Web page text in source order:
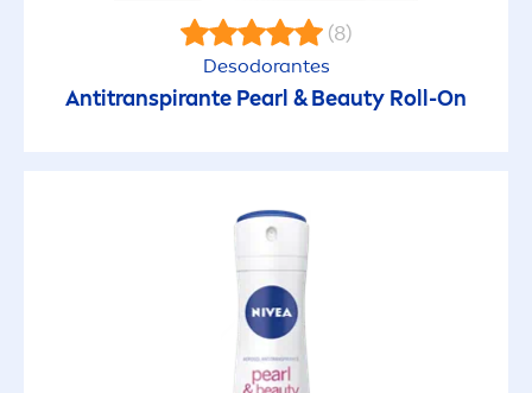
(8)
Desodorantes
Antitranspirante Pearl &Beauty Roll-On